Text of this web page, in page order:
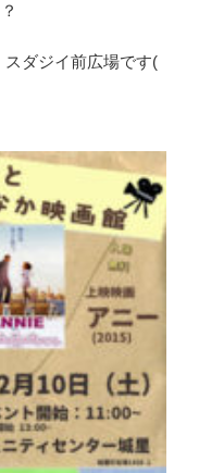
ダジイ前広場です(